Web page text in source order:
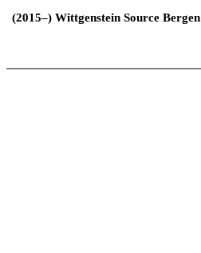
(2015–) Wittgenstein Source